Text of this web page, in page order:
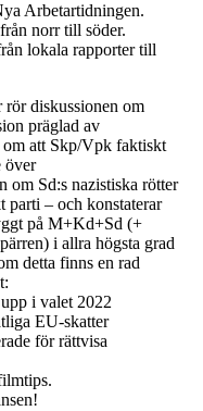
Arbetartidningen.
norr till söder.
lokala rapporter till
diskussionen om
präglad av
att Skp/Vpk faktiskt
över
om Sd:s nazistiska rötter
parti – och konstaterar
på M+Kd+Sd (+
i allra högsta grad
detta finns en rad
i valet 2022
EU-skatter
för rättvisa